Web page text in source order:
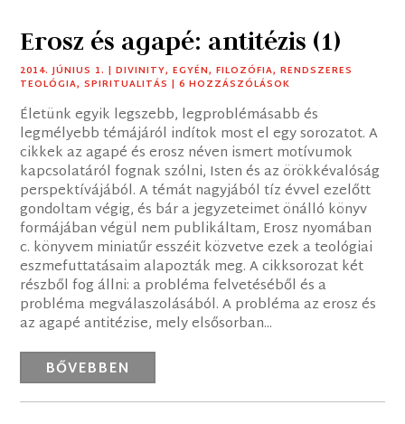
Erosz és agapé: antitézis (1)
2014. JÚNIUS 1. |DIVINITY,EGYÉN,FILOZÓFIA,RENDSZERES
TEOLÓGIA,SPIRITUALITÁS | 6 HOZZÁSZÓLÁSOK
Életünk egyik legszebb, legproblémásabb és
legmélyebb témájáról indítok most el egy sorozatot. A
cikkek az agapé és erosz néven ismert motívumok
kapcsolatáról fognak szólni, Isten és az örökkévalóság
perspektívájából. A témát nagyjából tíz évvel ezelőtt
gondoltam végig, és bár a jegyzeteimet önálló könyv
formájában végül nem publikáltam, Erosz nyomában
c. könyvem miniatűr esszéit közvetve ezek a teológiai
eszmefuttatásaim alapozták meg. A cikksorozat két
részből fog állni: a probléma felvetéséből és a
probléma megválaszolásából. A probléma az erosz és
az agapé antitézise, mely elsősorban...
BŐVEBBEN